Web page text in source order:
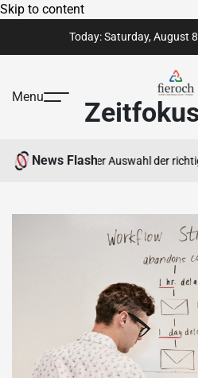
Skip to content
Today: Saturday, August
Menu
News Flash
bei der Auswahl der richtigen